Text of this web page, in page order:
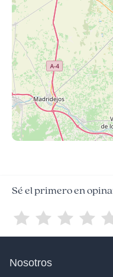
Sé el primero en
Nosotros